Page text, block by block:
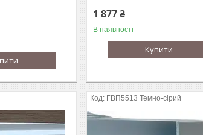
1 877 ₴
В наявності
Купити
ГВП5513 Темно-сірий